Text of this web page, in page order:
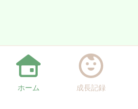
ホーム 成長記録